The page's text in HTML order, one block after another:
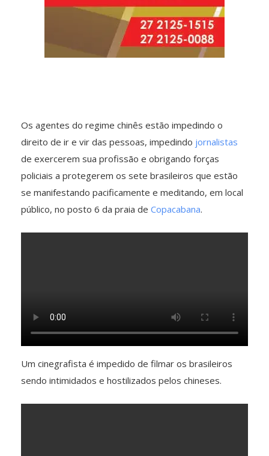
Os agentes do regime chinês estão impedindo o
direito de ir e vir das pessoas, impedindo jornalistas
de exercerem sua profissão e obrigando forças
policiais a protegerem os sete brasileiros que estão
se manifestando pacificamente e meditando, em local
público, no posto 6 da praia de Copacabana.
Um cinegrafista é impedido de filmar os brasileiros
sendo intimidados e hostilizados pelos chineses.